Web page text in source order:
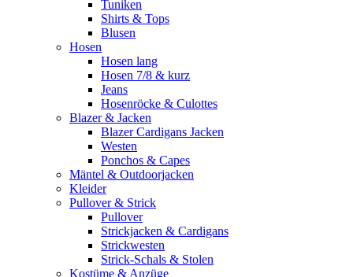
Tuniken
Shirts & Tops
Blusen
Hosen
Hosen lang
Hosen 7/8 & kurz
Jeans
Hosenröcke & Culottes
Blazer & Jacken
Blazer Cardigans Jacken
Westen
Ponchos & Capes
Mäntel & Outdoorjacken
Kleider
Pullover & Strick
Pullover
Strickjacken & Cardigans
Strickwesten
Strick-Schals & Stolen
Kostüme & Anzüge